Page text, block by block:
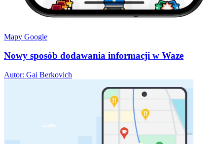
Mapy Google
Nowy sposób dodawania informacji w Waze
Autor: Gai Berkovich